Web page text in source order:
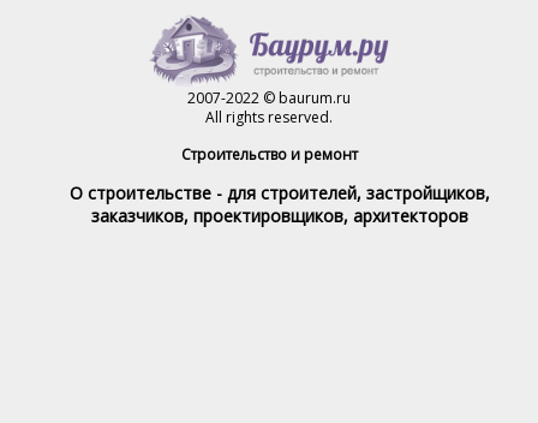
2007-2022 © baurum.ru
All rights reserved.
Строительство и ремонт
О строительстве - для строителей, застройщиков,
заказчиков, проектировщиков, архитекторов